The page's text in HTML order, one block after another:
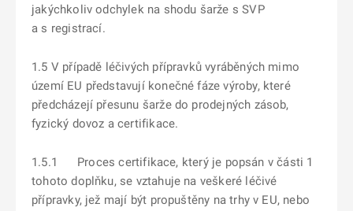
jakýchkoliv odchylek na shodu šarže s SVP
a s registrací.
1.5 V případě léčivých přípravků vyráběných mimo
území EU představují konečné fáze výroby, které
předcházejí přesunu šarže do prodejných zásob,
fyzický dovoz a certifikace.
1.5.1 Proces certifikace, který je popsán v části 1
tohoto doplňku, se vztahuje na veškeré léčivé
přípravky, jež mají být propuštěny na trhy v EU, nebo